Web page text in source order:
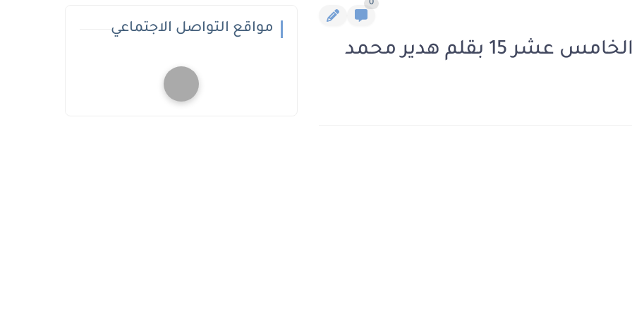
0
بقلم هدير محمد
مواقع التواصل الاجتماعي